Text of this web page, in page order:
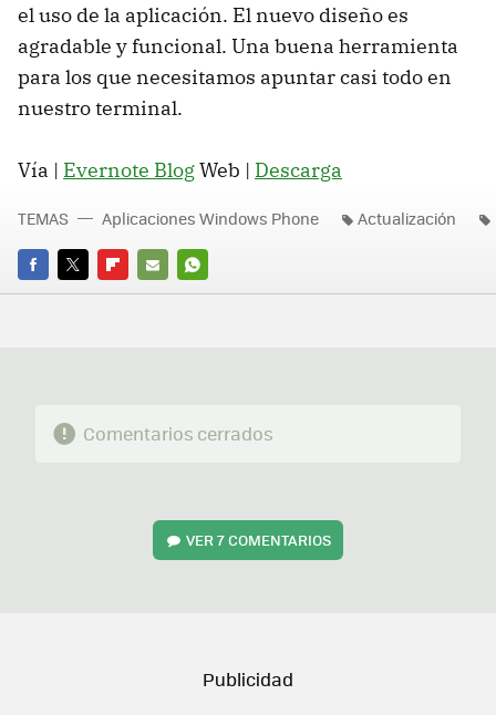
el uso de la aplicación. El nuevo diseño es
agradable y funcional. Una buena herramienta
para los que necesitamos apuntar casi todo en
nuestro terminal.
Vía | Evernote BlogWeb | Descarga
FACEBOOK
TWITTERFLIPBOARD
E-
WHATSAPP
TEMAS Aplicaciones Windows Phone Actualización
Comentarios cerrados
VER7 COMENTARIOS